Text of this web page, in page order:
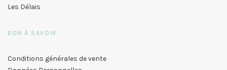
Les Délais
BON À SAVOIR
Conditions générales de vente